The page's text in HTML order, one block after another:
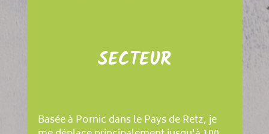
SECTEUR
Basée à Pornic dans le Pays de Retz, je